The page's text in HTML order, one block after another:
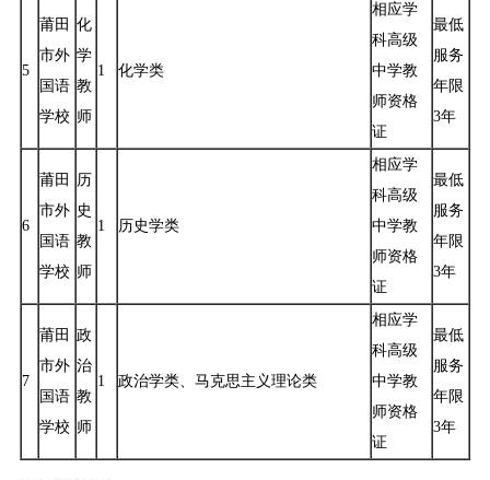
5
莆田
市外
国语
学校
化
学
教
师
1 化学类
相应学
科高级
中学教
师资格
证
最低
服务
年限
3年
6
莆田
市外
国语
学校
历
史
教
师
1 历史学类
相应学
科高级
中学教
师资格
证
最低
服务
年限
3年
7
莆田
市外
国语
学校
政
治
教
师
1 政治学类、马克思主义理论类
相应学
科高级
中学教
师资格
证
最低
服务
年限
3年